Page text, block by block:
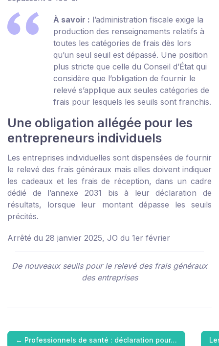
À savoir : l’administration fiscale exige la
production des renseignements relatifs à
toutes les catégories de frais dès lors
qu’un seul seuil est dépassé. Une position
plus stricte que celle du Conseil d’État qui
considère que l’obligation de fournir le
relevé s’applique aux seules catégories de
frais pour lesquels les seuils sont franchis.
Une obligation allégée pour les
entrepreneurs individuels
Les entreprises individuelles sont dispensées de fournir
le relevé des frais généraux mais elles doivent indiquer
les cadeaux et les frais de réception, dans un cadre
dédié de l’annexe 2031 bis à leur déclaration de
résultats, lorsque leur montant dépasse les seuils
précités.
Arrêté du 28 janvier 2025, JO du 1er février
De nouveaux seuils pour le relevé des frais généraux
des entreprises
← Professionnels de santé : déclaration pour…